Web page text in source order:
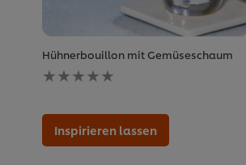
Hühnerbouillon mit Gemüseschaum
Keine
Bewertungen
dieses
recipe
abgegeben
Inspirieren lassen